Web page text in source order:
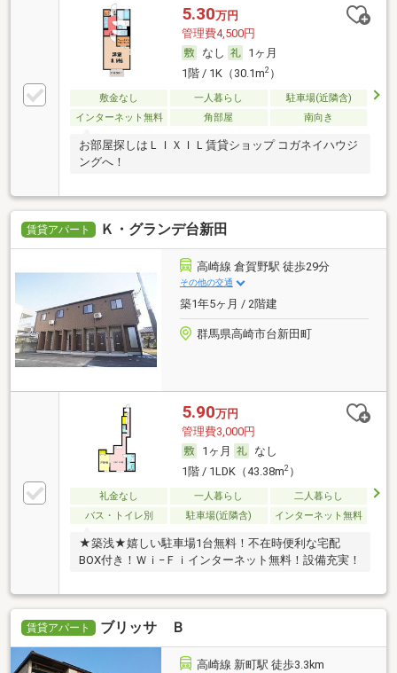
5.30万円
管理費4,500円
なし
1ヶ月
1階 / 1K（30.1m2）
敷金なし 一人暮らし
駐車場(近隣含)
インターネット無料
角部屋 南向き
お部屋探しはＬＩＸＩＬ賃貸ショップ コガネイハウジ
ングへ！
賃貸アパート Ｋ・グランデ台新田
高崎線 倉賀野駅 徒歩29分
その他の交通
築1年5ヶ月 / 2階建
群馬県高崎市台新田町
5.90万円
管理費3,000円
1ヶ月
なし
1階 / 1LDK（43.38m2）
礼金なし 一人暮らし
二人暮らし
バス・トイレ別
駐車場(近隣含) インターネット無料
★築浅★嬉しい駐車場1台無料！不在時便利な宅配
BOX付き！Ｗｉ−Ｆｉインターネット無料！設備充実！
賃貸アパート ブリッサ Ｂ
高崎線 新町駅 徒歩3.3km